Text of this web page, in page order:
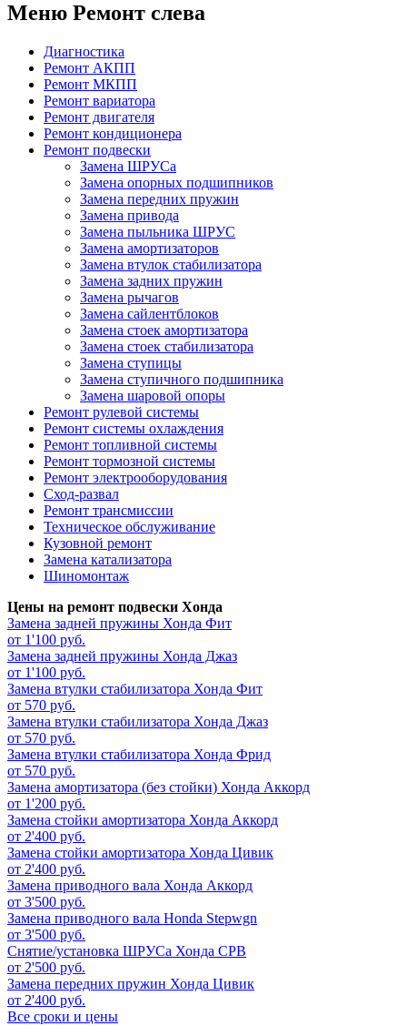
Меню Ремонт слева
Диагностика
Ремонт АКПП
Ремонт МКПП
Ремонт вариатора
Ремонт двигателя
Ремонт кондиционера
Ремонт подвески
Замена ШРУСа
Замена опорных подшипников
Замена передних пружин
Замена привода
Замена пыльника ШРУС
Замена амортизаторов
Замена втулок стабилизатора
Замена задних пружин
Замена рычагов
Замена сайлентблоков
Замена стоек амортизатора
Замена стоек стабилизатора
Замена ступицы
Замена ступичного подшипника
Замена шаровой опоры
Ремонт рулевой системы
Ремонт системы охлаждения
Ремонт топливной системы
Ремонт тормозной системы
Ремонт электрооборудования
Сход-развал
Ремонт трансмиссии
Техническое обслуживание
Кузовной ремонт
Замена катализатора
Шиномонтаж
Цены на ремонт подвески Хонда
Замена задней пружины Хонда Фит
от 1'100 руб.
Замена задней пружины Хонда Джаз
от 1'100 руб.
Замена втулки стабилизатора Хонда Фит
от 570 руб.
Замена втулки стабилизатора Хонда Джаз
от 570 руб.
Замена втулки стабилизатора Хонда Фрид
от 570 руб.
Замена амортизатора (без стойки) Хонда Аккорд
от 1'200 руб.
Замена стойки амортизатора Хонда Аккорд
от 2'400 руб.
Замена стойки амортизатора Хонда Цивик
от 2'400 руб.
Замена приводного вала Хонда Аккорд
от 3'500 руб.
Замена приводного вала Honda Stepwgn
от 3'500 руб.
Снятие/установка ШРУСа Хонда СРВ
от 2'500 руб.
Замена передних пружин Хонда Цивик
от 2'400 руб.
Все сроки и цены